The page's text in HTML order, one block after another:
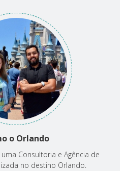
o Orlando
Consultoria e Agência de
no destino Orlando.